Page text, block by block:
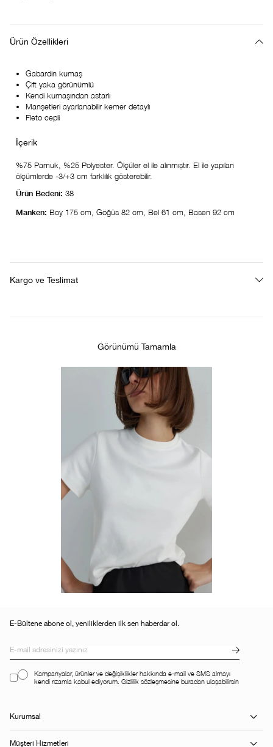
Ürün Özellikleri
Gabardin kumaş
Çift yaka görünümlü
Kendi kumaşından astarlı
Manşetleri ayarlanabilir kemer detaylı
Fleto cepli
%75 Pamuk, %25 Polyester. Ölçüler el ile alınmıştır. El ile yapılan
ölçümlerde -3/+3 cm farklılık gösterebilir.
Ürün Bedeni: 38
Manken: Boy 175 cm, Göğüs 82 cm, Bel 61 cm, Basen 92 cm
Kargo ve Teslimat
Görünümü Tamamla
E-Bültene abone ol, yeniliklerden ilk sen haberdar ol.
Kampanyalar, ürünler ve değişiklikler hakkında e-mail ve SMS almayı
kendi rızamla kabul ediyorum. Gizlilik sözleşmesine buradan ulaşabilirsin
Kurumsal
Müşteri Hizmetleri